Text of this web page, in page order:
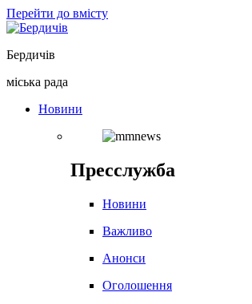
Перейти до вмісту
Бердичів
міська рада
Новини
Пресслужба
Новини
Важливо
Анонси
Оголошення